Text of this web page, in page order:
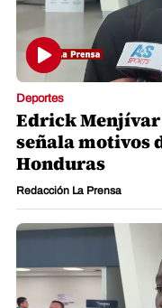
Deportes
Edrick
señala motivos
Honduras
Redacción La Prensa